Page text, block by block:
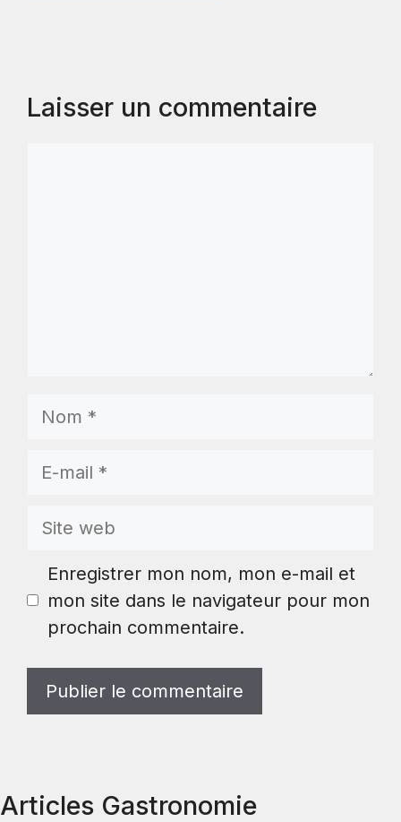
Laisser un commentaire
Nom
E-
Site
Enregistrer mon nom, mon e-mail et
mon site dans le navigateur pour mon
prochain commentaire.
Articles Gastronomie